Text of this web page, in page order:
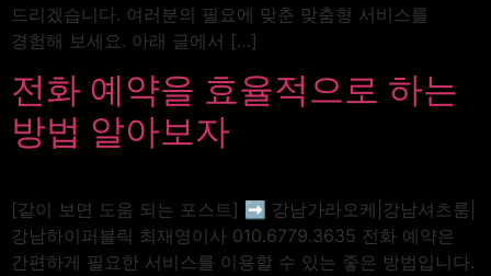
드리겠습니다. 여러분의 필요에 맞춘 맞춤형 서비스를
경험해 보세요. 아래 글에서 […]
전화 예약을 효율적으로 하는
방법 알아보자
[같이 보면 도움 되는 포스트] ➡️ 강남가라오케|강남셔츠룸|
강남하이퍼블릭 최재영이사 010.6779.3635 전화 예약은
간편하게 필요한 서비스를 이용할 수 있는 좋은 방법입니다.